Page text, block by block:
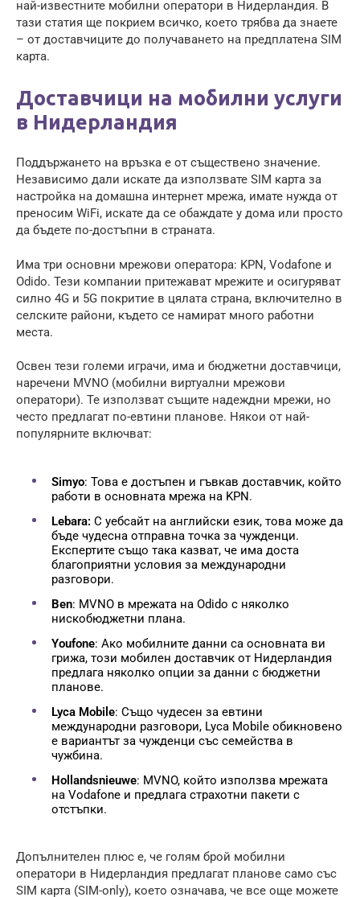
най-известните мобилни оператори в Нидерландия. В
тази статия ще покрием всичко, което трябва да знаете
– от доставчиците до получаването на предплатена SIM
карта.
Доставчици на мобилни услуги
в Нидерландия
Поддържането на връзка е от съществено значение.
Независимо дали искате да използвате SIM карта за
настройка на домашна интернет мрежа, имате нужда от
преносим WiFi, искате да се обаждате у дома или просто
да бъдете по-достъпни в страната.
Има три основни мрежови оператора: KPN, Vodafone и
Odido. Тези компании притежават мрежите и осигуряват
силно 4G и 5G покритие в цялата страна, включително в
селските райони, където се намират много работни
места.
Освен тези големи играчи, има и бюджетни доставчици,
наречени MVNO (мобилни виртуални мрежови
оператори). Те използват същите надеждни мрежи, но
често предлагат по-евтини планове. Някои от най-
популярните включват:
Simyo: Това е достъпен и гъвкав доставчик, който
работи в основната мрежа на KPN.
Lebara: С уебсайт на английски език, това може да
бъде чудесна отправна точка за чужденци.
Експертите също така казват, че има доста
благоприятни условия за международни
разговори.
Ben: MVNO в мрежата на Odido с няколко
нискобюджетни плана.
Youfone: Ако мобилните данни са основната ви
грижа, този мобилен доставчик от Нидерландия
предлага няколко опции за данни с бюджетни
планове.
Lyca Mobile: Също чудесен за евтини
международни разговори, Lyca Mobile обикновено
е вариантът за чужденци със семейства в
чужбина.
Hollandsnieuwe: MVNO, който използва мрежата
на Vodafone и предлага страхотни пакети с
отстъпки.
Допълнителен плюс е, че голям брой мобилни
оператори в Нидерландия предлагат планове само със
SIM карта (SIM-only), което означава, че все още можете